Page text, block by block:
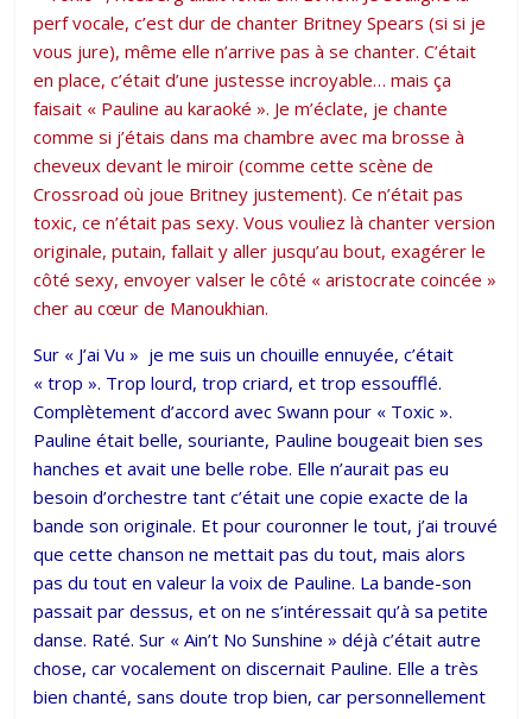
perf vocale, c’est dur de chanter Britney Spears (si si je
vous jure), même elle n’arrive pas à se chanter. C’était
en place, c’était d’une justesse incroyable… mais ça
faisait « Pauline au karaoké ». Je m’éclate, je chante
comme si j’étais dans ma chambre avec ma brosse à
cheveux devant le miroir (comme cette scène de
Crossroad où joue Britney justement). Ce n’était pas
toxic, ce n’était pas sexy. Vous vouliez là chanter version
originale, putain, fallait y aller jusqu’au bout, exagérer le
côté sexy, envoyer valser le côté « aristocrate coincée »
cher au cœur de Manoukhian.
Sur « J’ai Vu » je me suis un chouille ennuyée, c’était
« trop ». Trop lourd, trop criard, et trop essoufflé.
Complètement d’accord avec Swann pour « Toxic ».
Pauline était belle, souriante, Pauline bougeait bien ses
hanches et avait une belle robe. Elle n’aurait pas eu
besoin d’orchestre tant c’était une copie exacte de la
bande son originale. Et pour couronner le tout, j’ai trouvé
que cette chanson ne mettait pas du tout, mais alors
pas du tout en valeur la voix de Pauline. La bande-son
passait par dessus, et on ne s’intéressait qu’à sa petite
danse. Raté. Sur « Ain’t No Sunshine » déjà c’était autre
chose, car vocalement on discernait Pauline. Elle a très
bien chanté, sans doute trop bien, car personnellement